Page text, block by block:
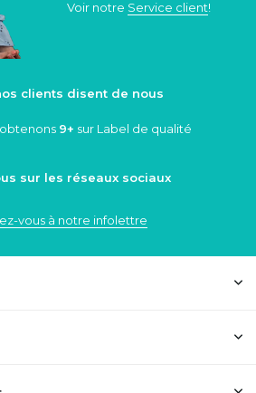
Voir notre Service client!
clients disent de nous
9+ sur Label de qualité
sur les réseaux sociaux
vous à notre infolettre